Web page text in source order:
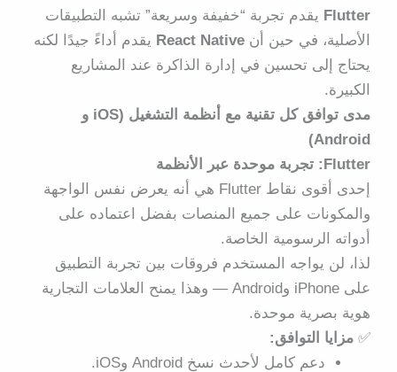
Flutter يقدم تجربة “خفيفة وسريعة” تشبه التطبيقات
الأصلية، في حين أن React Native يقدم أداءً جيدًا لكنه
يحتاج إلى تحسين في إدارة الذاكرة عند المشاريع
الكبيرة.
مدى توافق كل تقنية مع أنظمة التشغيل (iOS و
Android)
Flutter: تجربة موحدة عبر الأنظمة
إحدى أقوى نقاط Flutter هي أنه
يعرض نفس الواجهة
والمكونات على جميع المنصات بفضل اعتماده على
أدواته الرسومية الخاصة.
لذا، لن يواجه المستخدم فروقات بين تجربة التطبيق
على iPhone وAndroid — وهذا يمنح العلامات التجارية
هوية بصرية موحدة.
✅ مزايا التوافق:
دعم كامل لأحدث نسخ Android وiOS.